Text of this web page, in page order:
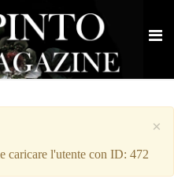
×
caricare l'utente con ID: 472